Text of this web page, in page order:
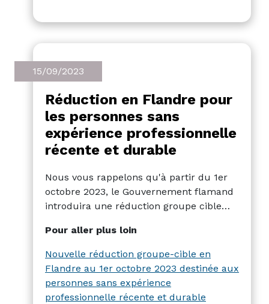
15/09/2023
Réduction en Flandre pour
les personnes sans
expérience professionnelle
récente et durable
Nous vous rappelons qu'à partir du 1er
octobre 2023, le Gouvernement flamand
introduira une réduction groupe cible
expérience professionnelle récente et
durable. Elle consiste en une réduction
maximale de 1 000 euros pendant le
trimestre d'embauche et les 3 trimestres
suivants.
Pour aller plus loin
Nouvelle réduction groupe-cible en
Flandre au 1er octobre 2023 destinée aux
personnes sans expérience
professionnelle récente et durable